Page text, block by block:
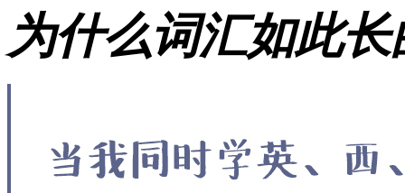
为什么词汇如此